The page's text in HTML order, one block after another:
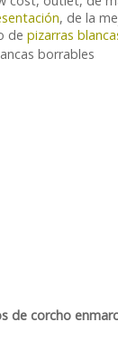
, de la
de pizarras
de corcho